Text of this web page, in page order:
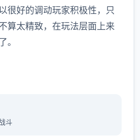
很好的调动玩家积极性，只
算太精致，在玩法层面上来
。
斗